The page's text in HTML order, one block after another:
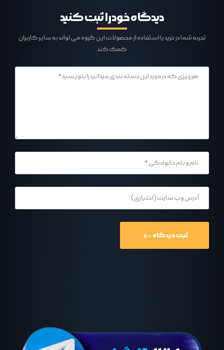
دیدگاه خود را ثبت کنید
تجربه شما در خرید یا استفاده از محصولات این گروه می تواند به سایر کاربران
کمک کند
ثبت دیدگاه